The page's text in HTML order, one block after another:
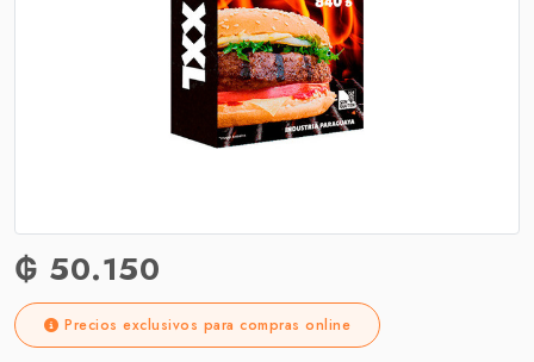
₲ 50.150
Precios exclusivos para compras online